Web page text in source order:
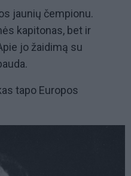
jaunių čempionu.
kapitonas, bet ir
jo žaidimą su
tapo Europos